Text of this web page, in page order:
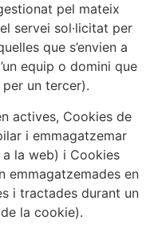
pel mateix
servei sol·licitat per
que s’envien a
equip o domini que
un tercer).
actives, Cookies de
i emmagatzemar
a la web) i Cookies
emmagatzemades en
i tractades durant un
la cookie).